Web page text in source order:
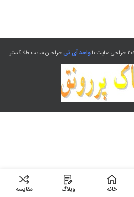
واحد آی تیطراحان سایت طلا گستر
خانه وبلاگ مقایسه